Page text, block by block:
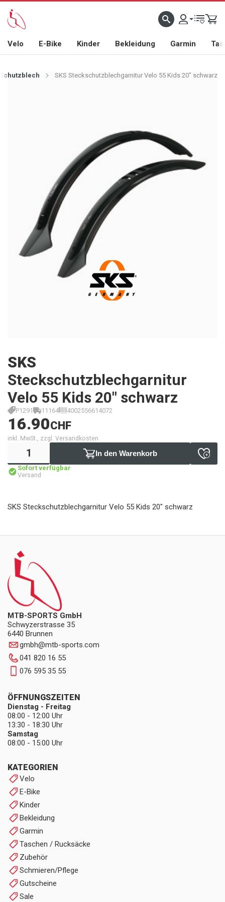
Velo E-Bike Kinder Bekleidung Garmin
Schutzblech SKS Steckschutzblechgarnitur Velo 55 Kids 20" schwarz
SKS
Steckschutzblechgarnitur
Velo 55 Kids 20" schwarz
P1291 11164 4002556614072
16.90CHF
inkl. MwSt., zzgl. Versandkosten
In den Warenkorb
Sofort verfügbar
Versand
SKS Steckschutzblechgarnitur Velo 55 Kids 20" schwarz
MTB-SPORTS GmbH
Schwyzerstrasse 35
6440 Brunnen
gmbh@mtb-sports.com
041 820 16 55
076 595 35 55
KATEGORIEN
Velo
E-Bike
Kinder
Bekleidung
Garmin
Taschen / Rucksäcke
Zubehör
Schmieren/Pflege
Gutscheine
Sale
ÖFFNUNGSZEITEN
Dienstag - Freitag
08:00 - 12:00 Uhr
13:30 - 18:30 Uhr
Samstag
08:00 - 15:00 Uhr